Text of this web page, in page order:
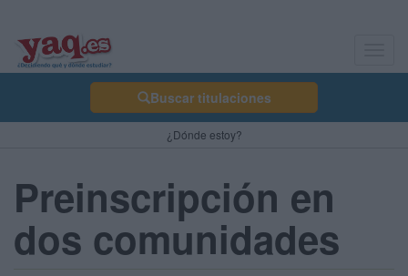
Buscar titulaciones
¿Dónde estoy?
Preinscripción en
dos comunidades